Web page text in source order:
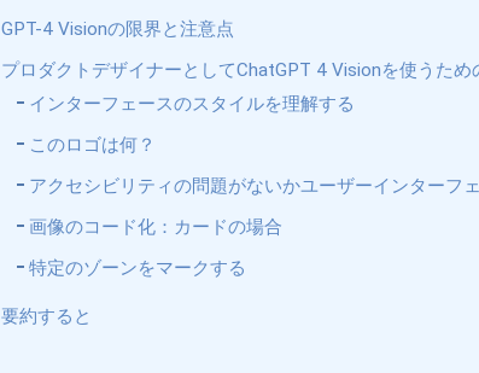
GPT-4 Visionの限界と注意点
プロダクトデザイナーとしてChatGPT 4 Visionを使うため
インターフェースのスタイルを理解する
このロゴは何？
アクセシビリティの問題がないかユーザーインターフ
画像のコード化：カードの場合
特定のゾーンをマークする
要約すると